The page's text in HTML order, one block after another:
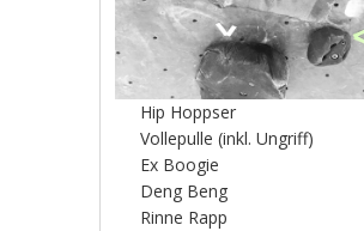
Hip Hoppser
Vollepulle (inkl. Ungriff)
Ex Boogie
Deng Beng
Rinne Rapp